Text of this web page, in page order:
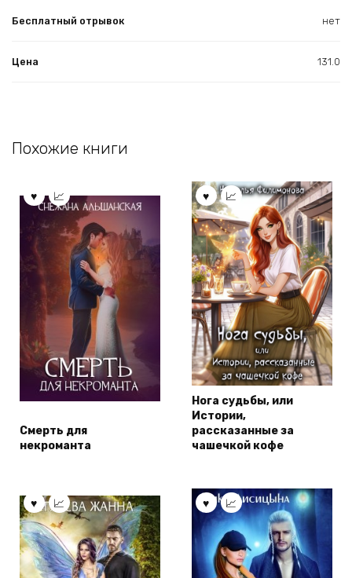
Бесплатный отрывок нет
Цена 131.0
Похожие книги
Смерть для
некроманта
Нога судьбы, или
Истории,
рассказанные за
чашечкой кофе